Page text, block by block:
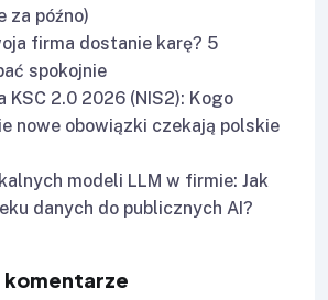
za późno)
firma dostanie karę? 5
spokojnie
KSC 2.0 2026 (NIS2): Kogo
nowe obowiązki czekają polskie
modeli LLM w firmie: Jak
danych do publicznych AI?
komentarze